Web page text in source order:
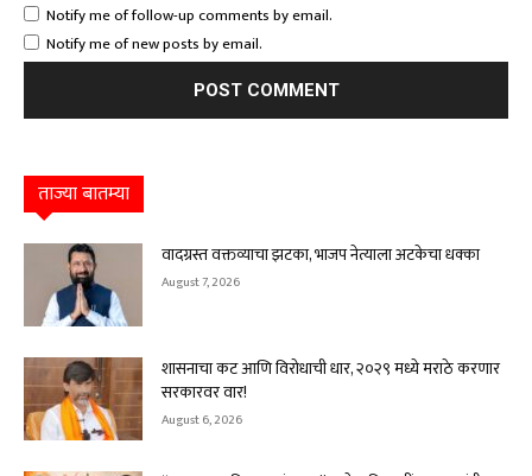
Notify me of follow-up comments by email.
Notify me of new posts by email.
ताज्या बातम्या
वादग्रस्त वक्तव्याचा झटका, भाजप नेत्याला अटकेचा धक्का
August 7, 2026
शासनाचा कट आणि विरोधाची धार, २०२९ मध्ये मराठे करणार
सरकारवर वार!
August 6, 2026